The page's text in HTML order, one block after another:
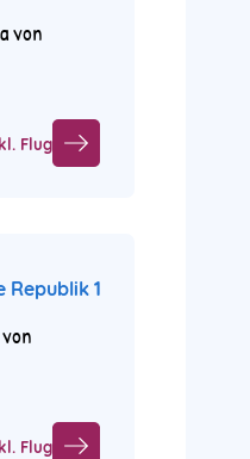
von
Flug
Republik 1
Flug